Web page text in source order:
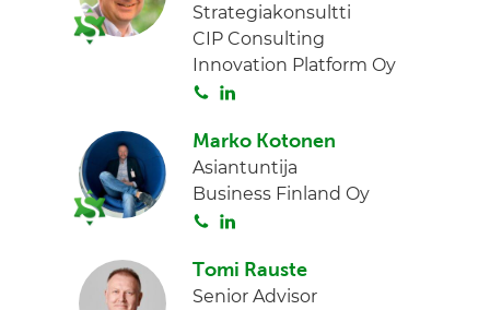
a e
d
I
Strategiakonsultti
CIP Consulting
Innovation Platform Oy
S
i
t
a
n
k
e
n
Marko Kotonen
Asiantuntija
Business Finland Oy
S
i
t
n
k
Tomi Rauste
Senior Advisor